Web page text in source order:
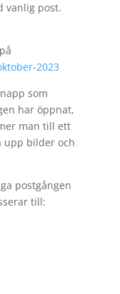
vanlig post.
2023
som
har öppnat,
man till ett
upp bilder och
postgången
till: